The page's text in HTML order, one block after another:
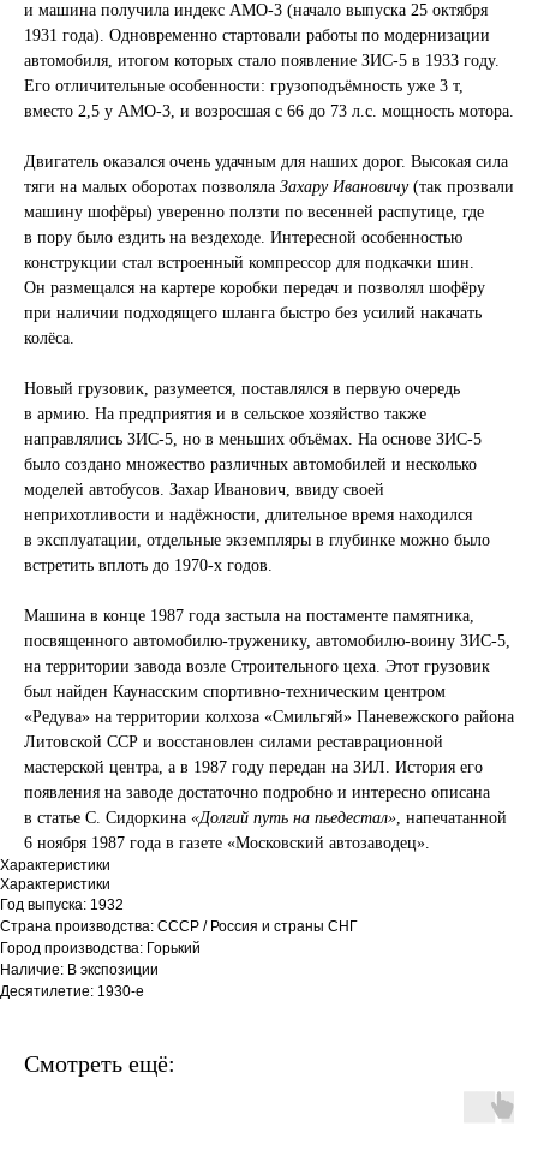
и машина получила индекс АМО-3 (начало выпуска 25 октября
1931 года). Одновременно стартовали работы по модернизации
автомобиля, итогом которых стало появление ЗИС-5 в 1933 году.
Его отличительные особенности: грузоподъёмность уже 3 т,
вместо 2,5 у АМО-3, и возросшая с 66 до 73 л.с. мощность мотора.
Двигатель оказался очень удачным для наших дорог. Высокая сила
тяги на малых оборотах позволяла Захару Ивановичу(так прозвали
машину шофёры) уверенно ползти по весенней распутице, где
в пору было ездить на вездеходе. Интересной особенностью
конструкции стал встроенный компрессор для подкачки шин.
Он размещался на картере коробки передач и позволял шофёру
при наличии подходящего шланга быстро без усилий накачать
колёса.
Новый грузовик, разумеется, поставлялся в первую очередь
в армию. На предприятия и в сельское хозяйство также
направлялись ЗИС-5, но в меньших объёмах. На основе ЗИС-5
было создано множество различных автомобилей и несколько
моделей автобусов. Захар Иванович, ввиду своей
неприхотливости и надёжности, длительное время находился
в эксплуатации, отдельные экземпляры в глубинке можно было
встретить вплоть до 1970-х годов.
Машина в конце 1987 года застыла на постаменте памятника,
посвященного автомобилю-труженику, автомобилю-воину ЗИС-5,
на территории завода возле Строительного цеха. Этот грузовик
был найден Каунасским спортивно-техническим центром
«Редува» на территории колхоза «Смильгяй» Паневежского района
Литовской ССР и восстановлен силами реставрационной
мастерской центра, а в 1987 году передан на ЗИЛ. История его
появления на заводе достаточно подробно и интересно описана
в статье С. Сидоркина «Долгий путь на пьедестал», напечатанной
6 ноября 1987 года в газете «Московский автозаводец».
Характеристики
Характеристики
Год выпуска: 1932
Страна производства: СССР / Россия и страны СНГ
Город производства: Горький
Наличие: В экспозиции
Десятилетие: 1930-е
Смотреть ещё: